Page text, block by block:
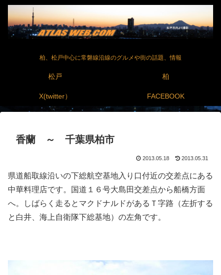
柏、松戸中心に常磐線沿線のグルメや街の話題、情報
松戸 柏
X(twitter） FACEBOOK
香蘭 ～ 千葉県柏市
2013.05.18 2013.05.31
県道船取線沿いの下総航空基地入り口付近の交差点にある
中華料理店です。国道１６号大島田交差点から船橋方面
へ。しばらく走るとマクドナルドがあるＴ字路（左折する
と白井、海上自衛隊下総基地）の左角です。